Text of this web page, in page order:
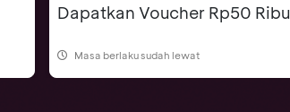
Dapatkan Voucher Rp50 Ribu
Masa berlaku sudah lewat